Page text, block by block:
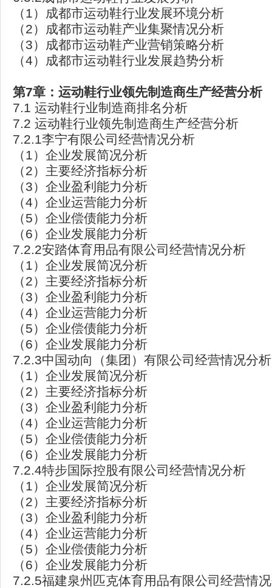
（1）成都市运动鞋行业发展环境分析
（2）成都市运动鞋产业集聚情况分析
（3）成都市运动鞋产业营销策略分析
（4）成都市运动鞋行业发展趋势分析
第7章：运动鞋行业领先制造商生产经营分析
7.1 运动鞋行业制造商排名分析
7.2 运动鞋行业领先制造商生产经营分析
7.2.1李宁有限公司经营情况分析
（1）企业发展简况分析
（2）主要经济指标分析
（3）企业盈利能力分析
（4）企业运营能力分析
（5）企业偿债能力分析
（6）企业发展能力分析
7.2.2安踏体育用品有限公司经营情况分析
（1）企业发展简况分析
（2）主要经济指标分析
（3）企业盈利能力分析
（4）企业运营能力分析
（5）企业偿债能力分析
（6）企业发展能力分析
7.2.3中国动向（集团）有限公司经营情况分析
（1）企业发展简况分析
（2）主要经济指标分析
（3）企业盈利能力分析
（4）企业运营能力分析
（5）企业偿债能力分析
（6）企业发展能力分析
7.2.4特步国际控股有限公司经营情况分析
（1）企业发展简况分析
（2）主要经济指标分析
（3）企业盈利能力分析
（4）企业运营能力分析
（5）企业偿债能力分析
（6）企业发展能力分析
7.2.5福建泉州匹克体育用品有限公司经营情